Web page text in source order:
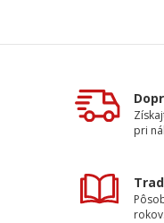
pri
rokov.